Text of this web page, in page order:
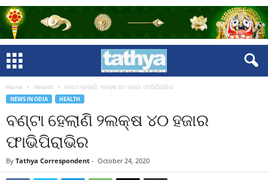
Home Health ବଣ୍ଟା ହେଲାଣି ୨ଲକ୍ଷ ୪୦ ହଜାର ଫାଭିପିରାଭିର
NEWS IN ODIA HEALTH
ବଣ୍ଟା ହେଲାଣି ୨ଲକ୍ଷ ୪୦ ହଜାର
ଫାଭିପିରାଭିର
By Tathya Correspondent - October 24, 2020